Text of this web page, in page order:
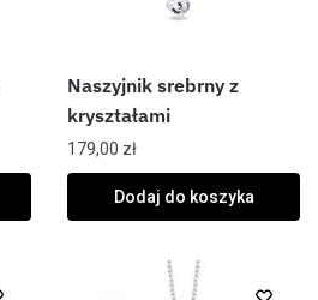
Naszyjnik srebrny z
kryształami
179,00 zł
Dodaj do koszyka